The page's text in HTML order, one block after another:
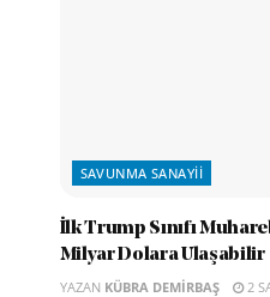
SAVUNMA SANAYII
İlk Trump Sınıfı
Milyar Dolara Ulaşabilir
YAZAN KÜBRA DEMIRBAŞ 2